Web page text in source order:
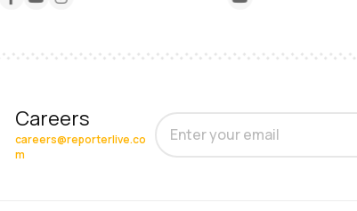
Careers
careers@reporterlive.co
m